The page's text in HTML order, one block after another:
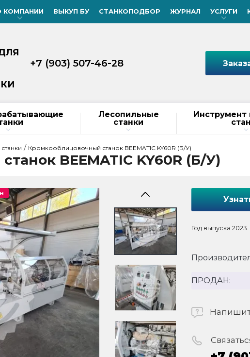
КОМПАНИИ ВЫКУП БУ СТАНКОПОДБОР ЖУРНАЛ УСЛУГИ
+7 (903) 507-46-28
Лесопильные
станки
Инструмент
/ Кромкооблицовочный станок BEEMATIC KY60R (Б/У)
BEEMATIC KY60R (Б/У)
Год выпуска
ПРОДАН: